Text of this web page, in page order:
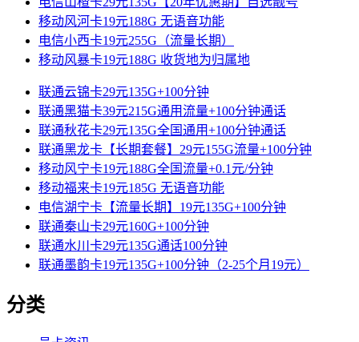
移动风河卡19元188G 无语音功能
电信小西卡19元255G（流量长期）
移动风暴卡19元188G 收货地为归属地
联通云锦卡29元135G+100分钟
联通黑猫卡39元215G通用流量+100分钟通话
联通秋花卡29元135G全国通用+100分钟通话
联通黑龙卡【长期套餐】29元155G流量+100分钟
移动风宁卡19元188G全国流量+0.1元/分钟
移动福来卡19元185G 无语音功能
电信湖宁卡【流量长期】19元135G+100分钟
联通秦山卡29元160G+100分钟
联通水川卡29元135G通话100分钟
联通墨韵卡19元135G+100分钟（2-25个月19元）
分类